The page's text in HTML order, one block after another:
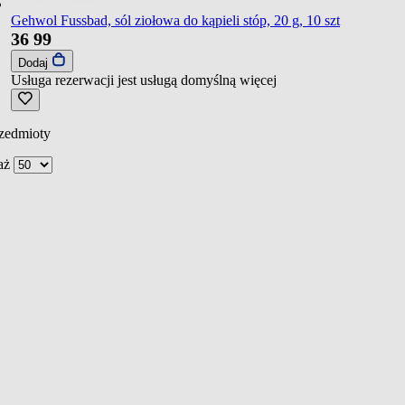
Gehwol Fussbad, sól ziołowa do kąpieli stóp, 20 g, 10 szt
36 99
Dodaj
Usługa rezerwacji jest usługą domyślną więcej